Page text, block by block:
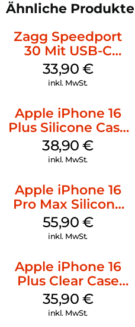
Ähnliche Produkte
Zagg Speedport
30 Mit USB-C
Kabel Weiß
33,90 €
inkl. MwSt.
Apple iPhone 16
Plus Silicone Case
MagSafe Denim
38,90€
inkl. MwSt.
Apple iPhone 16
Pro Max Silicone
Case MagSafe
Stone Gray
55,90 €
inkl. MwSt.
Apple iPhone 16
Plus Clear Case
MagSafe
Transparent
35,90 €
inkl. MwSt.